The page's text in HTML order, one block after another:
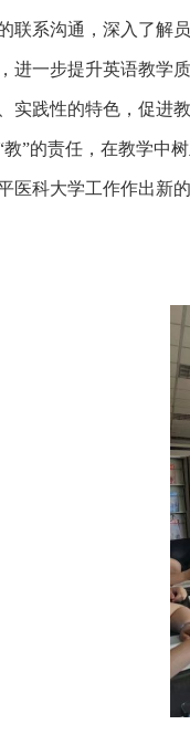
联系沟通，深入了解
进一步提升英语教学
实践性的特色，促进
教”的责任，在教学中
医科大学工作作出新的